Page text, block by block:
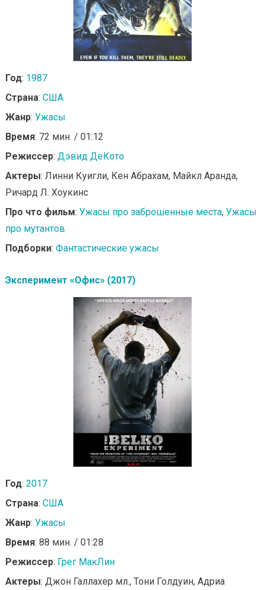
Год: 1987
Страна: США
Жанр: Ужасы
Время: 72 мин. / 01:12
Режиссер: Дэвид ДеКото
Актеры: Линни Куигли, Кен Абрахам, Майкл Аранда,
Ричард Л. Хоукинс
Про что фильм: Ужасы про заброшенные места, Ужасы
про мутантов
Подборки: Фантастические ужасы
Эксперимент «Офис» (2017)
Год: 2017
Страна: США
Жанр: Ужасы
Время: 88 мин. / 01:28
Режиссер: Грег МакЛин
Актеры: Джон Галлахер мл., Тони Голдуин, Адриа